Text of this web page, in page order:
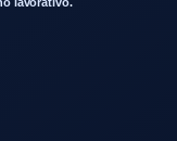
lavorativo.